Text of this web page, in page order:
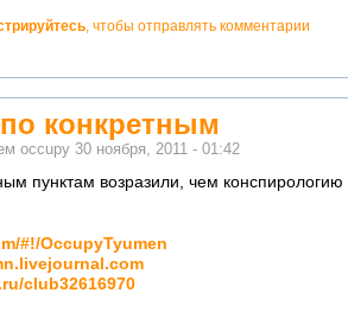
, чтобы отправлять комментарии
конкретным
occupy 30 ноября, 2011 - 01:42
пунктам возразили, чем конспирологию
#!/OccupyTyumen
club32616970